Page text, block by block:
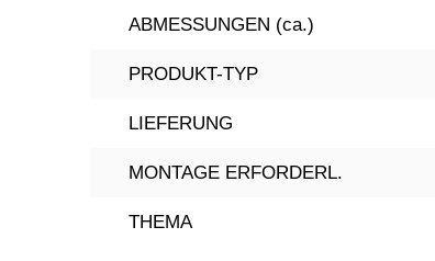
ABMESSUNGEN (ca.)
PRODUKT-TYP
LIEFERUNG
MONTAGE ERFORDERL.
THEMA